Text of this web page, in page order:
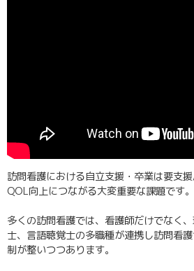
訪問看護における自立支援・卒業は要支
QOL向上につながる大変重要な課題です。
多くの訪問看護では、看護師だけでなく
士、言語聴覚士の多職種が連携し訪問看
制が整いつつあります。